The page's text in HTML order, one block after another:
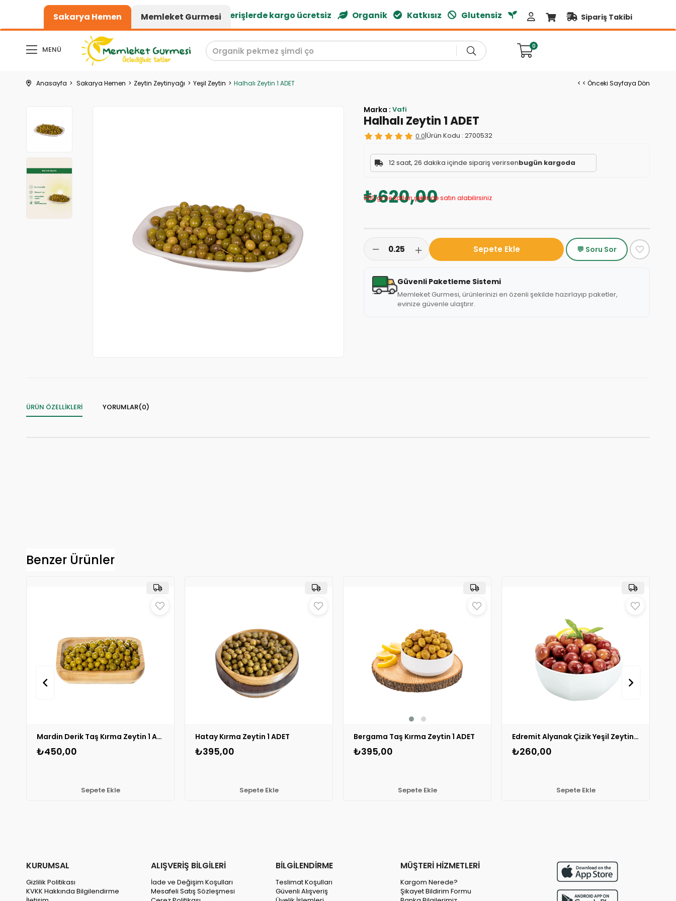
Sakarya Hemen Memleket Gurmesi
1000₺ üzeri alışverişlerde kargo ücretsiz Organik Katkısız Glutensiz Doğal Ürünler Sipariş Takibi
MENÜ 0
Anasayfa Sakarya Hemen Zeytin Zeytinyağı Yeşil Zeytin Halhalı Zeytin 1 ADET < < Önceki Sayfaya Dön
Halhalı Zeytin 1 ADET
0.0|Ürün Kodu : 2700532
12 saat, 26 dakika içinde sipariş verirsenbugün kargoda
₺620,00
250 gr ve katları şeklinde satın alabilirsiniz
Marka : Vafi
💬 Soru Sor
Güvenli Paketleme Sistemi
Memleket Gurmesi, ürünlerinizi en özenli şekilde hazırlayıp paketler,
evinize güvenle ulaştırır.
ÜRÜN ÖZELLIKLERI YORUMLAR(0)
Benzer Ürünler
Mardin Derik Taş Kırma Zeytin 1 ADET
₺450,00
Sepete Ekle
Hatay Kırma Zeytin 1 ADET
₺395,00
Sepete Ekle
Bergama Taş Kırma Zeytin 1 ADET
₺395,00
Sepete Ekle
Edremit Alyanak Çizik Yeşil Zeytin 1 ADET
₺260,00
Sepete Ekle
KURUMSAL
Gizlilik Politikası
KVKK Hakkında Bilgilendirme
ALIŞVERİŞ BİLGİLERİ
İade ve Değişim Koşulları
Mesafeli Satış Sözleşmesi
BİLGİLENDİRME
Teslimat Koşulları
Güvenli Alışveriş
MÜŞTERİ HİZMETLERİ
Kargom Nerede?
Şikayet Bildirim Formu